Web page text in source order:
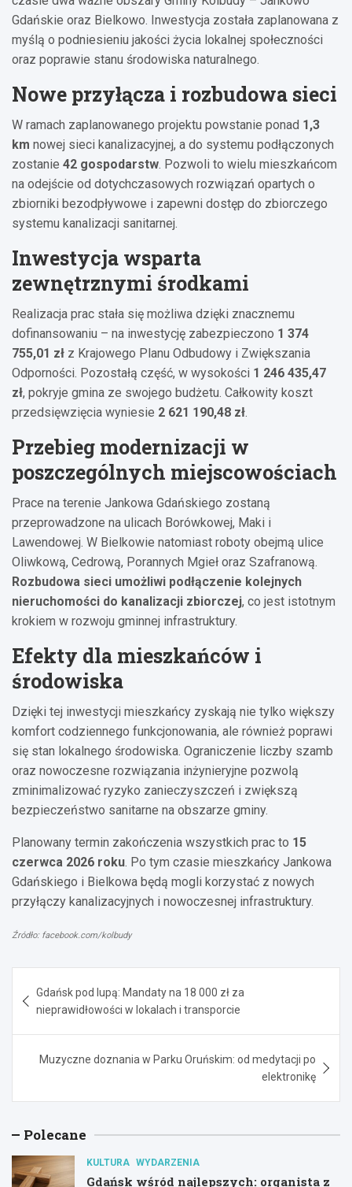
Gdańskie oraz Bielkowo. Inwestycja została zaplanowana z
myślą o podniesieniu jakości życia lokalnej społeczności
oraz poprawie stanu środowiska naturalnego.
Nowe przyłącza i rozbudowa sieci
W ramach zaplanowanego projektu powstanie ponad 1,3
km nowej sieci kanalizacyjnej, a do systemu podłączonych
zostanie 42 gospodarstw. Pozwoli to wielu mieszkańcom
na odejście od dotychczasowych rozwiązań opartych o
zbiorniki bezodpływowe i zapewni dostęp do zbiorczego
systemu kanalizacji sanitarnej.
Inwestycja wsparta
zewnętrznymi środkami
Realizacja prac stała się możliwa dzięki znacznemu
dofinansowaniu – na inwestycję zabezpieczono 1 374
755,01 zł z Krajowego Planu Odbudowy i Zwiększania
Odporności. Pozostałą część, w wysokości 1 246 435,47
zł, pokryje gmina ze swojego budżetu. Całkowity koszt
przedsięwzięcia wyniesie 2 621 190,48 zł.
Przebieg modernizacji w
poszczególnych miejscowościach
Prace na terenie Jankowa Gdańskiego zostaną
przeprowadzone na ulicach Borówkowej, Maki i
Lawendowej. W Bielkowie natomiast roboty obejmą ulice
Oliwkową, Cedrową, Porannych Mgieł oraz Szafranową.
Rozbudowa sieci umożliwi podłączenie kolejnych
nieruchomości do kanalizacji zbiorczej, co jest istotnym
krokiem w rozwoju gminnej infrastruktury.
Efekty dla mieszkańców i
środowiska
Dzięki tej inwestycji mieszkańcy zyskają nie tylko większy
komfort codziennego funkcjonowania, ale również poprawi
się stan lokalnego środowiska. Ograniczenie liczby szamb
oraz nowoczesne rozwiązania inżynieryjne pozwolą
zminimalizować ryzyko zanieczyszczeń i zwiększą
bezpieczeństwo sanitarne na obszarze gminy.
Planowany termin zakończenia wszystkich prac to 15
czerwca 2026 roku. Po tym czasie mieszkańcy Jankowa
Gdańskiego i Bielkowa będą mogli korzystać z nowych
przyłączy kanalizacyjnych i nowoczesnej infrastruktury.
Źródło: facebook.com/kolbudy
wpisu
Gdańsk pod lupą: Mandaty na 18 000 zł za
nieprawidłowości w lokalach i transporcie
Muzyczne doznania w Parku Oruńskim: od medytacji po
elektronikę
Polecane
KULTURA WYDARZENIA
Gdańsk wśród najlepszych: organista z